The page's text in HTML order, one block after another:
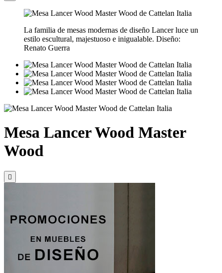
La familia de mesas modernas de diseño Lancer luce un
estilo escultural, majestuoso e inigualable. Diseño:
Renato Guerra
Mesa Lancer Wood Master
Wood
